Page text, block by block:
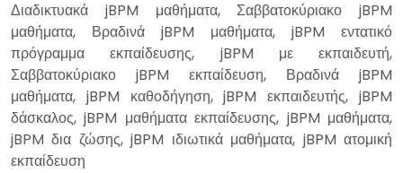
Διαδικτυακά jBPM μαθήματα, Σαββατοκύριακο jBPM
μαθήματα, Βραδινά jBPM μαθήματα, jBPM εντατικό
πρόγραμμα εκπαίδευσης, jBPM με εκπαιδευτή,
Σαββατοκύριακο jBPM εκπαίδευση, Βραδινά jBPM
μαθήματα, jBPM καθοδήγηση, jBPM εκπαιδευτής, jBPM
δάσκαλος, jBPM μαθήματα εκπαίδευσης, jBPM μαθήματα,
jBPM δια ζώσης, jBPM ιδιωτικά μαθήματα, jBPM ατομική
εκπαίδευση